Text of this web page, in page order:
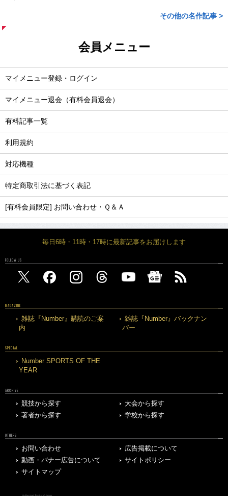
その他の名作記事 >
会員メニュー
マイメニュー登録・ログイン
マイメニュー退会（有料会員退会）
有料記事一覧
利用規約
対応機種
特定商取引法に基づく表記
[有料会員限定] お問い合わせ・Ｑ＆Ａ
毎日6時・11時・17時に最新記事をお届けします
FOLLOW US
MAGAZINE
雑誌『Number』購読のご案
内
雑誌『Number』バックナン
バー
SPECIAL
Number SPORTS OF THE
YEAR
ARCHIVE
競技から探す
大会から探す
著者から探す
学校から探す
OTHERS
お問い合わせ
広告掲載について
動画・バナー広告について
サイトポリシー
サイトマップ